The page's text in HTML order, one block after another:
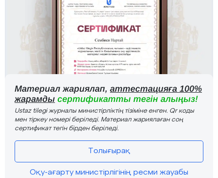
Материал жариялап, аттестацияға 100%
жарамды сертификатты тегін алыңыз!
Ustaz tilegi журналы министірліктің тізіміне енген. Qr коды
мен тіркеу номері беріледі. Материал жариялаған соң
сертификат тегін бірден беріледі.
Толығырақ
Оқу-ағарту министірлігінің ресми жауабы